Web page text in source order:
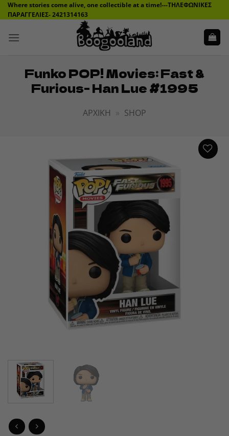
Μετάβαση
στο
Where stories come alive, one collectible at a time!---ΤΗΛΕΦΩΝΙΚΕΣ
ΠΑΡΑΓΓΕΛΙΕΣ- 2421314163
Funko POP! Movies: Fast &
Furious- Han Lue #1995
ΑΡΧΙΚΉ » SHOP
WISHLIST